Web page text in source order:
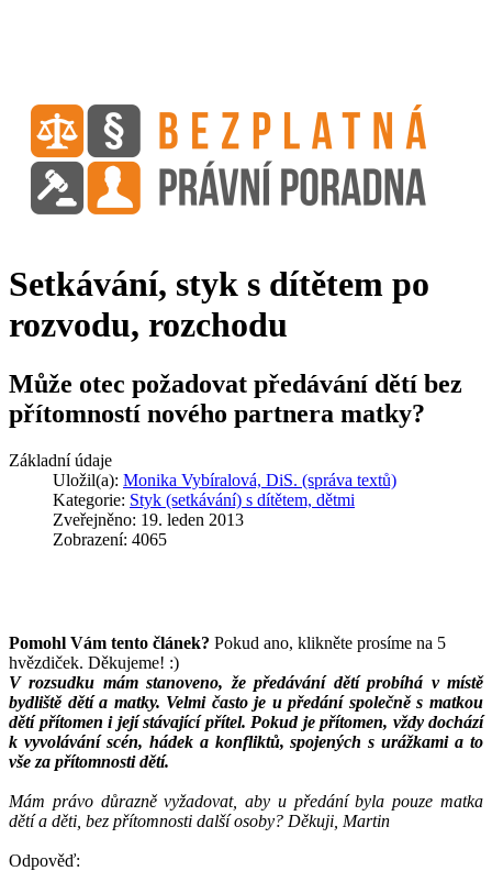
Setkávání, styk s dítětem po
rozvodu, rozchodu
Může otec požadovat předávání dětí bez
přítomností nového partnera matky?
Základní údaje
Uložil(a): Monika Vybíralová, DiS. (správa textů)
Kategorie: Styk (setkávání) s dítětem, dětmi
Zveřejněno: 19. leden 2013
Zobrazení: 4065
Pomohl Vám tento článek? Pokud ano, klikněte prosíme na 5
hvězdiček. Děkujeme! :)
V rozsudku mám stanoveno, že předávání dětí probíhá v místě
bydliště dětí a matky. Velmi často je u předání společně s matkou
dětí přítomen i její stávající přítel. Pokud je přítomen, vždy dochází
k vyvolávání scén, hádek a konfliktů, spojených s urážkami a to
vše za přítomnosti dětí.
Mám právo důrazně vyžadovat, aby u předání byla pouze matka
dětí a děti, bez přítomnosti další osoby? Děkuji, Martin
Odpověď: